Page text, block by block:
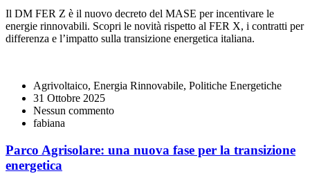
Il DM FER Z è il nuovo decreto del MASE per incentivare le
energie rinnovabili. Scopri le novità rispetto al FER X, i contratti per
differenza e l’impatto sulla transizione energetica italiana.
Agrivoltaico, Energia Rinnovabile, Politiche Energetiche
31 Ottobre 2025
Nessun commento
fabiana
Parco Agrisolare: una nuova fase per la transizione
energetica